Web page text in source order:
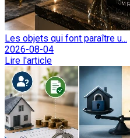
Les objets qui font paraître u...
2026-08-04
Lire l'article